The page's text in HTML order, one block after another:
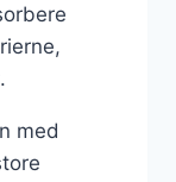
med